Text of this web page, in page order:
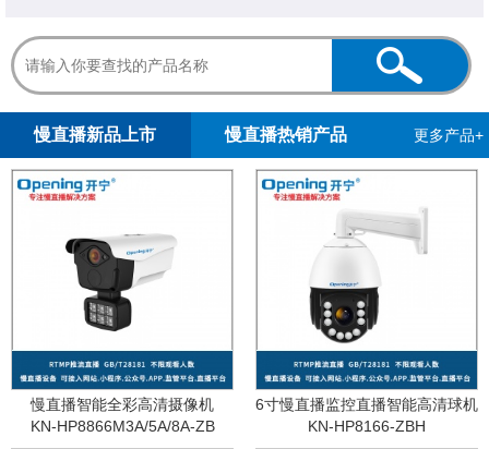
慢直播新品上市 慢直播热销产品 更多产品+
慢直播智能全彩高清摄像机
KN-HP8866M3A/5A/8A-ZB
6寸慢直播监控直播智能高清球机
KN-HP8166-ZBH